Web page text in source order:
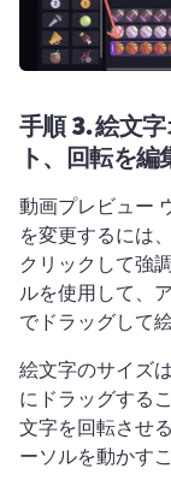
手順 3.絵文
ト、回転を編
動画プレビュー
を変更するには
クリックして強
ルを使用して、
でドラッグして
絵文字のサイズ
にドラッグする
文字を回転させ
ーソルを動かす